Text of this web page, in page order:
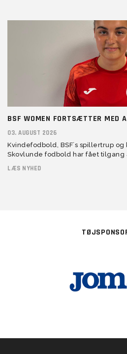
BSF WOMEN FORTSÆTTER MED
03. AUGUST 2026
Kvindefodbold, BSF´s spillertrup
Skovlunde fodbold har fået tilgang
LÆS NYHED